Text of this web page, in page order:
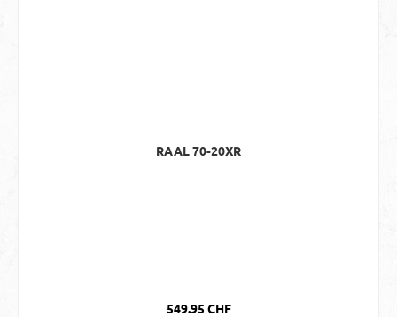
RAAL 70-20XR
Regulärer Preis:
549.95 CHF